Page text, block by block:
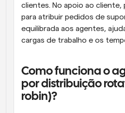
clientes. No apoio ao cliente,
para atribuir pedidos de
equilibrada aos agentes,
cargas de trabalho e os
Como funciona o
por distribuição
robin)?